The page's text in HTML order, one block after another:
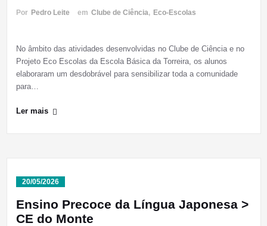
Por Pedro Leite em Clube de Ciência, Eco-Escolas
No âmbito das atividades desenvolvidas no Clube de Ciência e no
Projeto Eco Escolas da Escola Básica da Torreira, os alunos
elaboraram um desdobrável para sensibilizar toda a comunidade
para…
Ler mais
20/05/2026
Ensino Precoce da Língua Japonesa >
CE do Monte